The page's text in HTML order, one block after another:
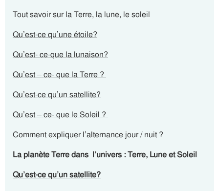
Tout savoir sur la Terre, la lune, le soleil
Qu’est-ce qu’une étoile?
Qu’est- ce-que la lunaison?
Qu’est – ce- que la Terre ?
Qu’est-ce qu’un satellite?
Qu’est – ce- que le Soleil ?
Comment expliquer l’alternance jour / nuit ?
La planète Terre dans l’univers : Terre, Lune et Soleil
Qu’est-ce qu’un satellite?